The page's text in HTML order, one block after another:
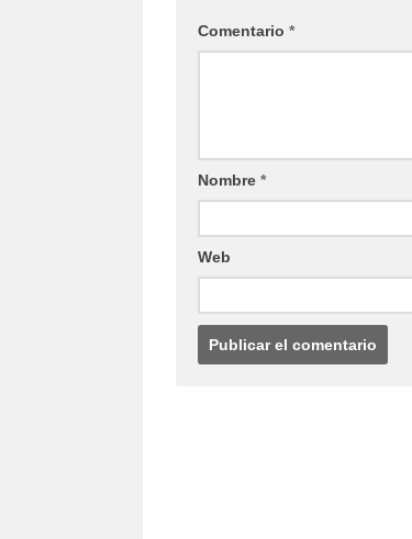
Comentario *
Nombre *
Web